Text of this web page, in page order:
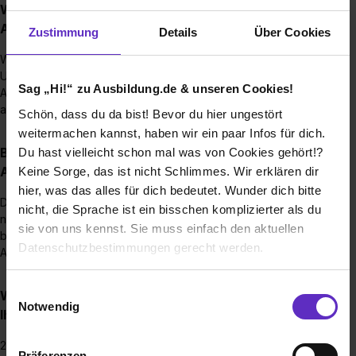
Zustimmung Details Über Cookies
Sag „Hi!“ zu Ausbildung.de & unseren Cookies!
Schön, dass du da bist! Bevor du hier ungestört
weitermachen kannst, haben wir ein paar Infos für dich.
Du hast vielleicht schon mal was von Cookies gehört!?
Keine Sorge, das ist nicht Schlimmes. Wir erklären dir
hier, was das alles für dich bedeutet. Wunder dich bitte
nicht, die Sprache ist ein bisschen komplizierter als du
sie von uns kennst. Sie muss einfach den aktuellen
Datenschutzbestimmungen gerecht werden.
Einwilligungsauswahl
Notwendig
Wie sieht der Bewerbungsprozess für eine
Ausbildungsstelle bei Ihnen aus?
Wir freuen uns über die Zusendung deiner vollständigen
Unterlagen (Anschreiben, Lebenslauf und gegebenenfalls
Abschlusszeugnis) entweder über Sofortbewerbung bei
ausbildung.de oder per Mail an ausbildung@navum.de.
Bis wann muss man sich für einen
Ausbildungsplatz bewerben?
Du kannst dich das ganze Jahr über bei uns bewerben und
nach Absprache sogar flexibel deine Ausbildung bei uns
beginnen. Auch ein Betriebswechsel während deiner
Ausbildung zu uns wäre denkbar.
Wie viele Ausbildungsstellen werden jährlich bei
Ihnen ausgeschrieben?
2